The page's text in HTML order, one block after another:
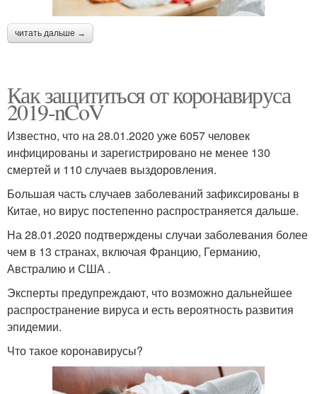
читать дальше →
Как защититься от коронавируса
2019-nCoV
Известно, что на 28.01.2020 уже 6057 человек
инфицированы и зарегистрировано не менее 130
смертей и 110 случаев выздоровления.
Большая часть случаев заболеваний зафиксированы в
Китае, но вирус постепенно распространяется дальше.
На 28.01.2020 подтверждены случаи заболевания более
чем в 13 странах, включая Францию, Германию,
Австралию и США .
Эксперты предупреждают, что возможно дальнейшее
распространение вируса и есть вероятность развития
эпидемии.
Что такое коронавирусы?